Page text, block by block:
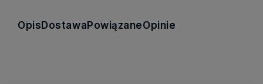
Opis Dostawa PowiązaneOpinie